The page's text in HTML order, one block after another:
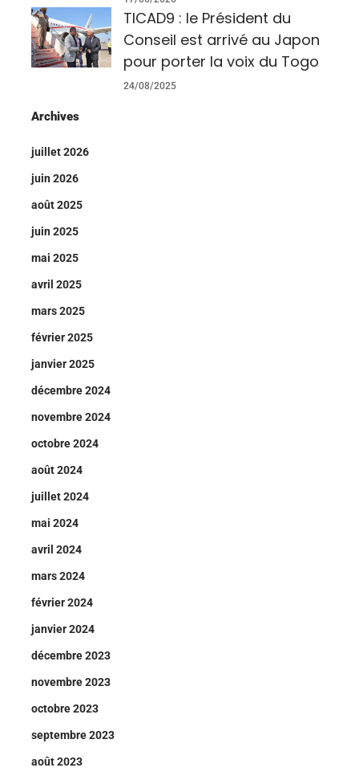
TICAD9 : le Président du
Conseil est arrivé au Japon
pour porter la voix du Togo
24/08/2025
Archives
juillet 2026
juin 2026
août 2025
juin 2025
mai 2025
avril 2025
mars 2025
février 2025
janvier 2025
décembre 2024
novembre 2024
octobre 2024
août 2024
juillet 2024
mai 2024
avril 2024
mars 2024
février 2024
janvier 2024
décembre 2023
novembre 2023
octobre 2023
septembre 2023
août 2023